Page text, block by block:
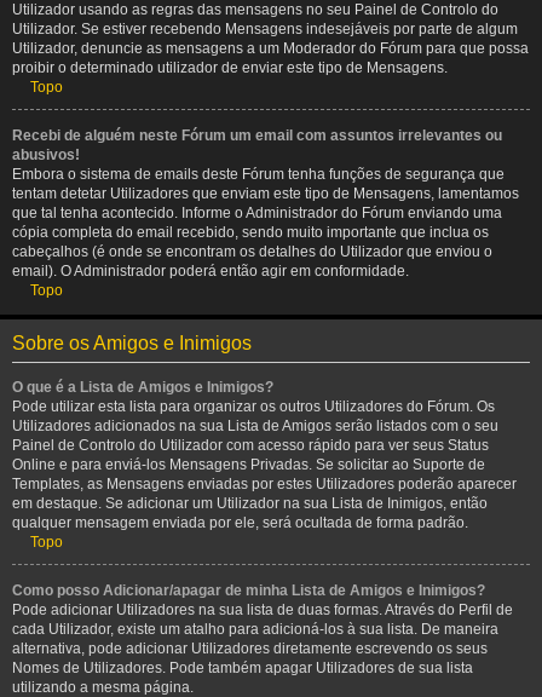
Utilizador usando as regras das mensagens no seu Painel de Controlo do
Utilizador. Se estiver recebendo Mensagens indesejáveis por parte de algum
Utilizador, denuncie as mensagens a um Moderador do Fórum para que possa
proibir o determinado utilizador de enviar este tipo de Mensagens.
Topo
Recebi de alguém neste Fórum um email com assuntos irrelevantes ou
abusivos!
Embora o sistema de emails deste Fórum tenha funções de segurança que
tentam detetar Utilizadores que enviam este tipo de Mensagens, lamentamos
que tal tenha acontecido. Informe o Administrador do Fórum enviando uma
cópia completa do email recebido, sendo muito importante que inclua os
cabeçalhos (é onde se encontram os detalhes do Utilizador que enviou o
email). O Administrador poderá então agir em conformidade.
Topo
Sobre os Amigos e Inimigos
O que é a Lista de Amigos e Inimigos?
Pode utilizar esta lista para organizar os outros Utilizadores do Fórum. Os
Utilizadores adicionados na sua Lista de Amigos serão listados com o seu
Painel de Controlo do Utilizador com acesso rápido para ver seus Status
Online e para enviá-los Mensagens Privadas. Se solicitar ao Suporte de
Templates, as Mensagens enviadas por estes Utilizadores poderão aparecer
em destaque. Se adicionar um Utilizador na sua Lista de Inimigos, então
qualquer mensagem enviada por ele, será ocultada de forma padrão.
Topo
Como posso Adicionar/apagar de minha Lista de Amigos e Inimigos?
Pode adicionar Utilizadores na sua lista de duas formas. Através do Perfil de
cada Utilizador, existe um atalho para adicioná-los à sua lista. De maneira
alternativa, pode adicionar Utilizadores diretamente escrevendo os seus
Nomes de Utilizadores. Pode também apagar Utilizadores de sua lista
utilizando a mesma página.